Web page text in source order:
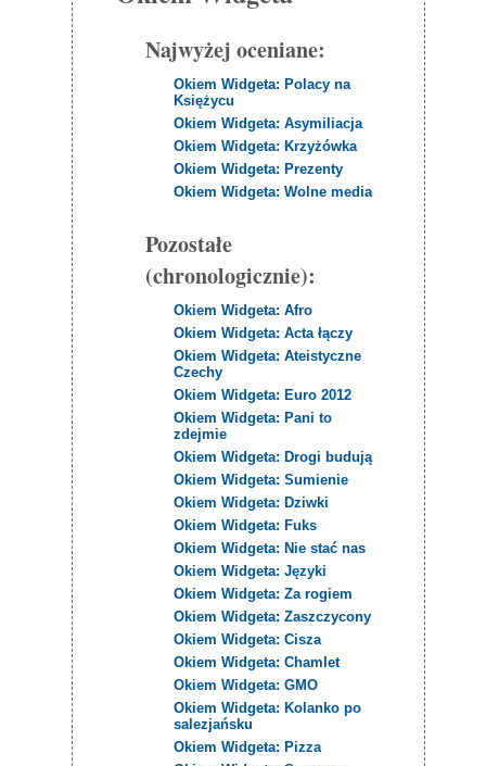
Najwyżej oceniane:
Okiem Widgeta: Polacy na
Księżycu
Okiem Widgeta: Asymiliacja
Okiem Widgeta: Krzyżówka
Okiem Widgeta: Prezenty
Okiem Widgeta: Wolne media
Pozostałe
(chronologicznie):
Okiem Widgeta: Afro
Okiem Widgeta: Acta łączy
Okiem Widgeta: Ateistyczne
Czechy
Okiem Widgeta: Euro 2012
Okiem Widgeta: Pani to
zdejmie
Okiem Widgeta: Drogi budują
Okiem Widgeta: Sumienie
Okiem Widgeta: Dziwki
Okiem Widgeta: Fuks
Okiem Widgeta: Nie stać nas
Okiem Widgeta: Języki
Okiem Widgeta: Za rogiem
Okiem Widgeta: Zaszczycony
Okiem Widgeta: Cisza
Okiem Widgeta: Chamlet
Okiem Widgeta: GMO
Okiem Widgeta: Kolanko po
salezjańsku
Okiem Widgeta: Pizza